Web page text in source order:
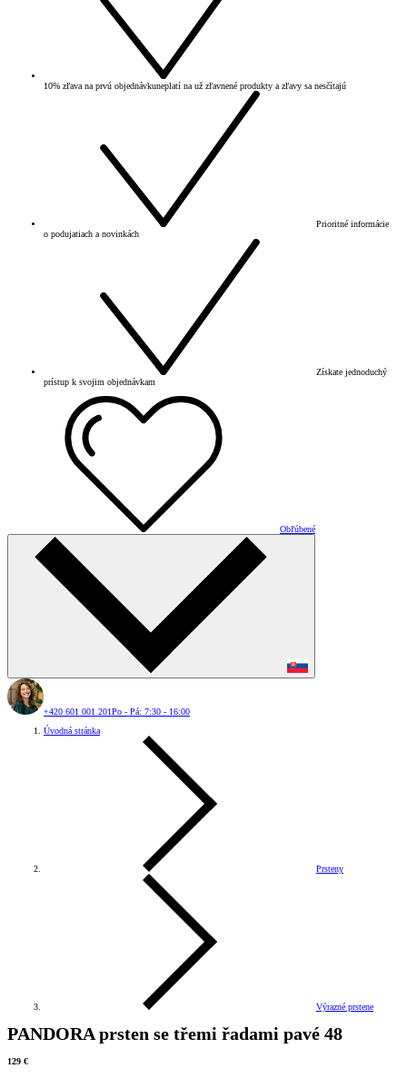
10% zľava na prvú objednávkuneplatí na už zľavnené produkty a zľavy sa nesčítajú
Prioritné informácie
o podujatiach a novinkách
Získate jednoduchý
prístup k svojim objednávkam
Obľúbené
+420 601 001 201Po - Pá: 7:30 - 16:00
Úvodná stránka
Prsteny
Výrazné prstene
PANDORA prsten se třemi řadami pavé 48
129 €